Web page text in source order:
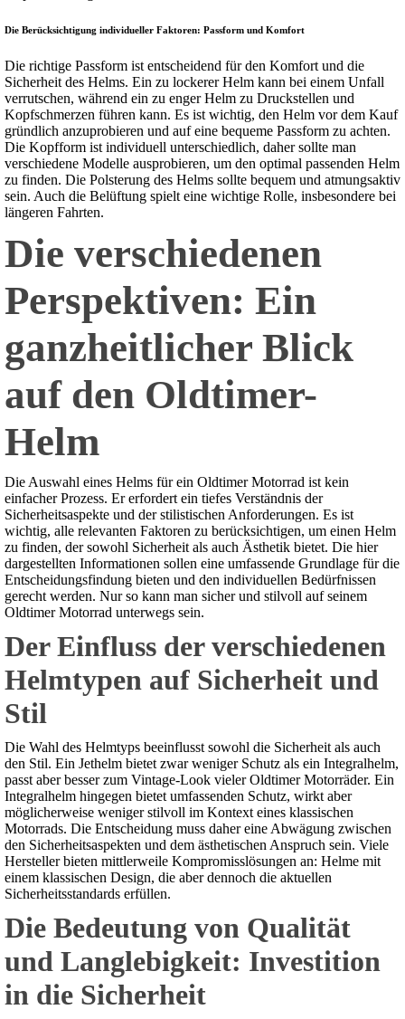
Die Berücksichtigung individueller Faktoren: Passform und Komfort
Die richtige Passform ist entscheidend für den Komfort und die
Sicherheit des Helms. Ein zu lockerer Helm kann bei einem Unfall
verrutschen, während ein zu enger Helm zu Druckstellen und
Kopfschmerzen führen kann. Es ist wichtig, den Helm vor dem Kauf
gründlich anzuprobieren und auf eine bequeme Passform zu achten.
Die Kopfform ist individuell unterschiedlich, daher sollte man
verschiedene Modelle ausprobieren, um den optimal passenden Helm
zu finden. Die Polsterung des Helms sollte bequem und atmungsaktiv
sein. Auch die Belüftung spielt eine wichtige Rolle, insbesondere bei
längeren Fahrten.
Die verschiedenen
Perspektiven: Ein
ganzheitlicher Blick
auf den Oldtimer-
Helm
Die Auswahl eines Helms für ein Oldtimer Motorrad ist kein
einfacher Prozess. Er erfordert ein tiefes Verständnis der
Sicherheitsaspekte und der stilistischen Anforderungen. Es ist
wichtig, alle relevanten Faktoren zu berücksichtigen, um einen Helm
zu finden, der sowohl Sicherheit als auch Ästhetik bietet. Die hier
dargestellten Informationen sollen eine umfassende Grundlage für die
Entscheidungsfindung bieten und den individuellen Bedürfnissen
gerecht werden. Nur so kann man sicher und stilvoll auf seinem
Oldtimer Motorrad unterwegs sein.
Der Einfluss der verschiedenen
Helmtypen auf Sicherheit und
Stil
Die Wahl des Helmtyps beeinflusst sowohl die Sicherheit als auch
den Stil. Ein Jethelm bietet zwar weniger Schutz als ein Integralhelm,
passt aber besser zum Vintage-Look vieler Oldtimer Motorräder. Ein
Integralhelm hingegen bietet umfassenden Schutz, wirkt aber
möglicherweise weniger stilvoll im Kontext eines klassischen
Motorrads. Die Entscheidung muss daher eine Abwägung zwischen
den Sicherheitsaspekten und dem ästhetischen Anspruch sein. Viele
Hersteller bieten mittlerweile Kompromisslösungen an: Helme mit
einem klassischen Design, die aber dennoch die aktuellen
Sicherheitsstandards erfüllen.
Die Bedeutung von Qualität
und Langlebigkeit: Investition
in die Sicherheit